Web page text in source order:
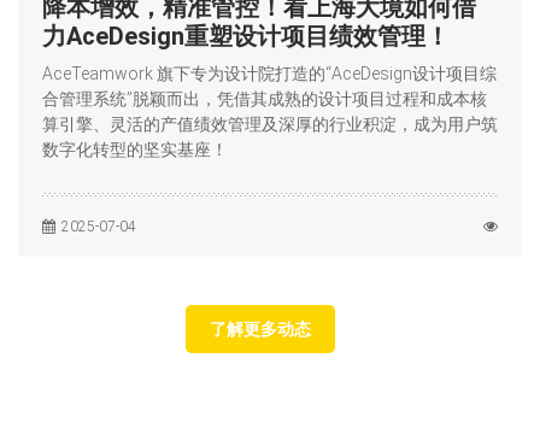
降本增效，精准管控！看上海大境如何借
力AceDesign重塑设计项目绩效管理！
AceTeamwork 旗下专为设计院打造的“AceDesign设计项目综
合管理系统”脱颖而出，凭借其成熟的设计项目过程和成本核
算引擎、灵活的产值绩效管理及深厚的行业积淀，成为用户筑
数字化转型的坚实基座！
2025-07-04
了解更多动态